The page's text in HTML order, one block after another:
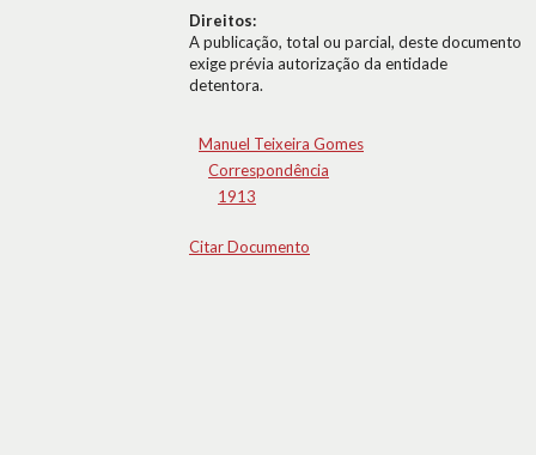
Direitos:
A publicação, total ou parcial, deste documento
exige prévia autorização da entidade
detentora.
Manuel Teixeira Gomes
Correspondência
1913
Citar Documento